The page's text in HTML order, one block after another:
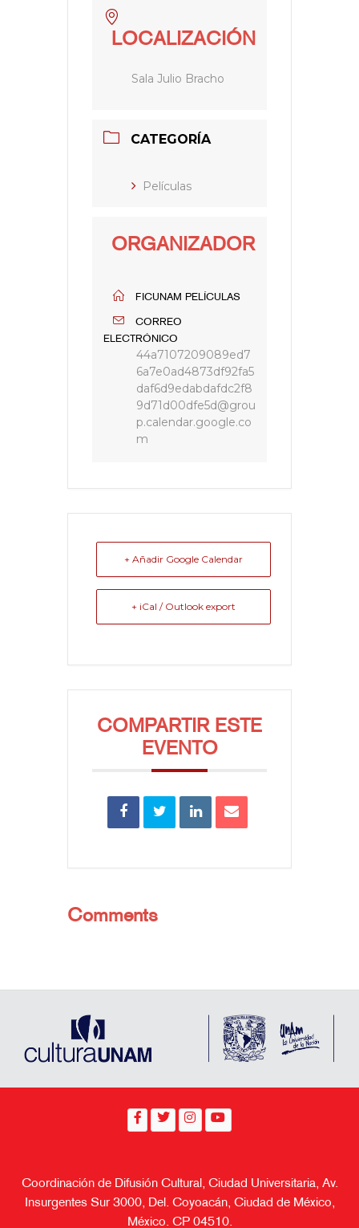
LOCALIZACIÓN
Sala Julio Bracho
CATEGORÍA
Películas
ORGANIZADOR
FICUNAM PELÍCULAS
CORREO
ELECTRÓNICO
44a7107209089ed7
6a7e0ad4873df92fa5
daf6d9edabdafdc2f8
9d71d00dfe5d@grou
p.calendar.google.co
m
+ Añadir Google Calendar
+ iCal / Outlook export
COMPARTIR ESTE
EVENTO
Comments
Coordinación de Difusión Cultural, Ciudad Universitaria, Av.
Insurgentes Sur 3000, Del. Coyoacán, Ciudad de México,
México. CP 04510.